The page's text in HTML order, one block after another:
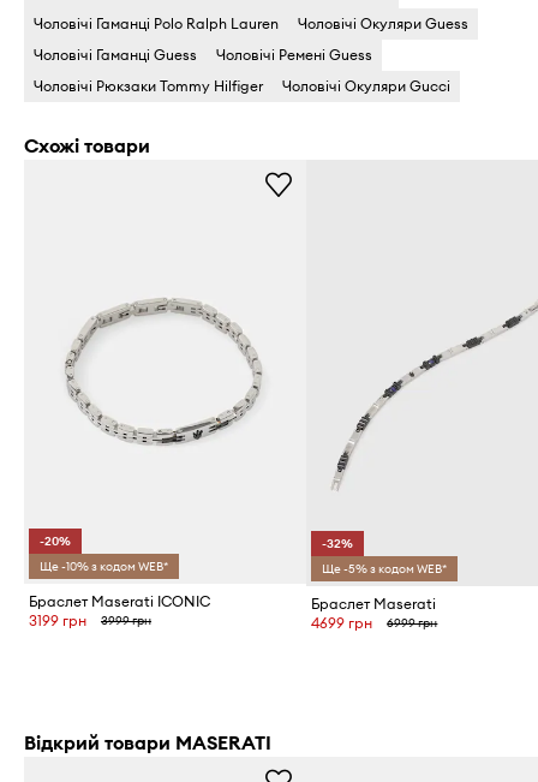
Чоловічі Гаманці Polo Ralph Lauren
Чоловічі Окуляри Guess
Чоловічі Гаманці Guess
Чоловічі Ремені Guess
Чоловічі Рюкзаки Tommy Hilfiger
Чоловічі Окуляри Gucci
Схожі товари
-20%
Ще -10% з кодом WEB*
Браслет Maserati ICONIC
3199 грн
3999 грн
-32%
Ще -5% з кодом WEB*
Браслет Maserati
4699 грн
6999 грн
Відкрий товари MASERATI